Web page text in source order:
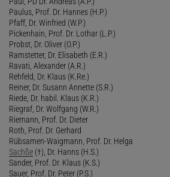
Paulus, Prof. Dr. Hannes (H.P.)
Pfaff, Dr. Winfried (W.P.)
Pickenhain, Prof. Dr. Lothar (L.P.)
Probst, Dr. Oliver (O.P.)
Ramstetter, Dr. Elisabeth (E.R.)
Ravati, Alexander (A.R.)
Rehfeld, Dr. Klaus (K.Re.)
Reiner, Dr. Susann Annette (S.R.)
Riede, Dr. habil. Klaus (K.R.)
Riegraf, Dr. Wolfgang (W.R.)
Riemann, Prof. Dr. Dieter
Roth, Prof. Dr. Gerhard
Rübsamen-Waigmann, Prof. Dr. Helga
Sachße (†), Dr. Hanns (H.S.)
Sander, Prof. Dr. Klaus (K.S.)
Sauer, Prof. Dr. Peter (P.S.)